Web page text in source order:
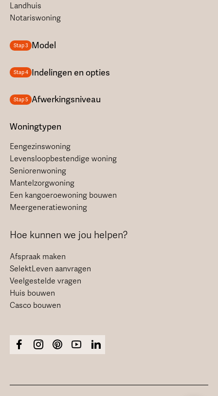
Landhuis
Notariswoning
Stap 3 Model
Stap 4 Indelingen en opties
Stap 5 Afwerkingsniveau
Woningtypen
Eengezinswoning
Levensloopbestendige woning
Seniorenwoning
Mantelzorgwoning
Een kangoeroewoning bouwen
Meergeneratiewoning
Hoe kunnen we jou helpen?
Afspraak maken
SelektLeven aanvragen
Veelgestelde vragen
Huis bouwen
Casco bouwen